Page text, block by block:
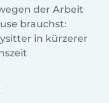
der Arbeit
brauchst:
in kürzerer